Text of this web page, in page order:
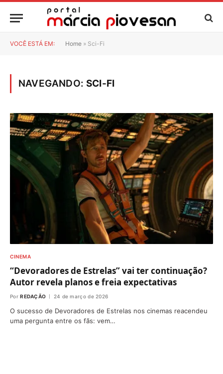
VOCÊ ESTÁ EM: Home » Sci-Fi
NAVEGANDO: SCI-FI
CINEMA
“Devoradores de Estrelas” vai ter continuação?
Autor revela planos e freia expectativas
Por REDAÇÃO 24 de março de 2026
O sucesso de Devoradores de Estrelas nos cinemas reacendeu
uma pergunta entre os fãs: vem…